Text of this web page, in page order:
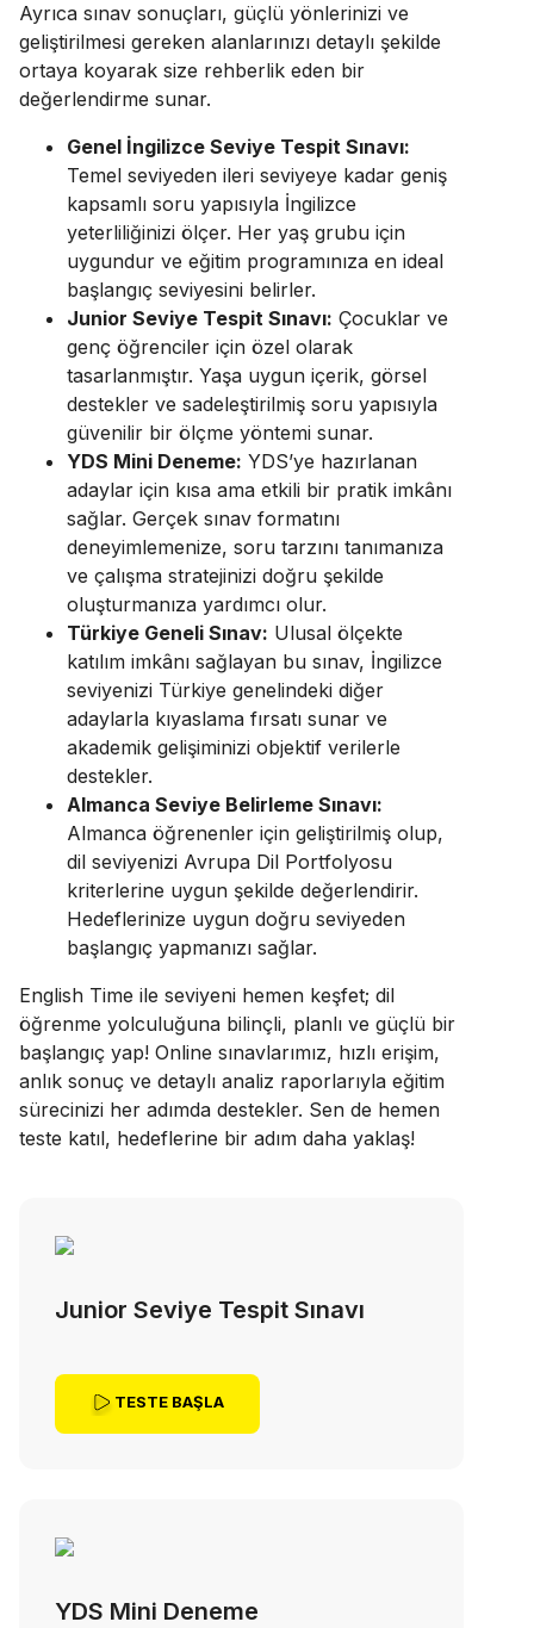
Ayrıca sınav sonuçları, güçlü yönlerinizi ve
geliştirilmesi gereken alanlarınızı detaylı şekilde
ortaya koyarak size rehberlik eden bir
değerlendirme sunar.
Genel İngilizce Seviye Tespit Sınavı:
Temel seviyeden ileri seviyeye kadar geniş
kapsamlı soru yapısıyla İngilizce
yeterliliğinizi ölçer. Her yaş grubu için
uygundur ve eğitim programınıza en ideal
başlangıç seviyesini belirler.
Junior Seviye Tespit Sınavı: Çocuklar ve
genç öğrenciler için özel olarak
tasarlanmıştır. Yaşa uygun içerik, görsel
destekler ve sadeleştirilmiş soru yapısıyla
güvenilir bir ölçme yöntemi sunar.
YDS Mini Deneme: YDS’ye hazırlanan
adaylar için kısa ama etkili bir pratik imkânı
sağlar. Gerçek sınav formatını
deneyimlemenize, soru tarzını tanımanıza
ve çalışma stratejinizi doğru şekilde
oluşturmanıza yardımcı olur.
Türkiye Geneli Sınav: Ulusal ölçekte
katılım imkânı sağlayan bu sınav, İngilizce
seviyenizi Türkiye genelindeki diğer
adaylarla kıyaslama fırsatı sunar ve
akademik gelişiminizi objektif verilerle
destekler.
Almanca Seviye Belirleme Sınavı:
Almanca öğrenenler için geliştirilmiş olup,
dil seviyenizi Avrupa Dil Portfolyosu
kriterlerine uygun şekilde değerlendirir.
Hedeflerinize uygun doğru seviyeden
başlangıç yapmanızı sağlar.
English Time ile seviyeni hemen keşfet; dil
öğrenme yolculuğuna bilinçli, planlı ve güçlü bir
başlangıç yap! Online sınavlarımız, hızlı erişim,
anlık sonuç ve detaylı analiz raporlarıyla eğitim
sürecinizi her adımda destekler. Sen de hemen
teste katıl, hedeflerine bir adım daha yaklaş!
Junior Seviye Tespit Sınavı
TESTE BAŞLA
YDS Mini Deneme